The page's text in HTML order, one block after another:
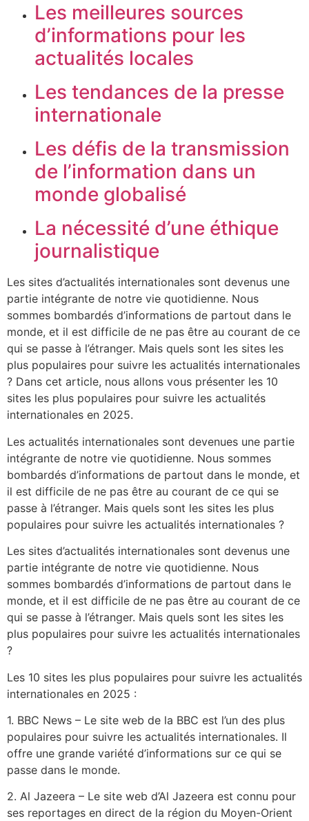
Les meilleures sources
d’informations pour les
actualités locales
Les tendances de la presse
internationale
Les défis de la transmission
de l’information dans un
monde globalisé
La nécessité d’une éthique
journalistique
Les sites d’actualités internationales sont devenus une
partie intégrante de notre vie quotidienne. Nous
sommes bombardés d’informations de partout dans le
monde, et il est difficile de ne pas être au courant de ce
qui se passe à l’étranger. Mais quels sont les sites les
plus populaires pour suivre les actualités internationales
? Dans cet article, nous allons vous présenter les 10
sites les plus populaires pour suivre les actualités
internationales en 2025.
Les actualités internationales sont devenues une partie
intégrante de notre vie quotidienne. Nous sommes
bombardés d’informations de partout dans le monde, et
il est difficile de ne pas être au courant de ce qui se
passe à l’étranger. Mais quels sont les sites les plus
populaires pour suivre les actualités internationales ?
Les sites d’actualités internationales sont devenus une
partie intégrante de notre vie quotidienne. Nous
sommes bombardés d’informations de partout dans le
monde, et il est difficile de ne pas être au courant de ce
qui se passe à l’étranger. Mais quels sont les sites les
plus populaires pour suivre les actualités internationales
?
Les 10 sites les plus populaires pour suivre les actualités
internationales en 2025 :
1. BBC News – Le site web de la BBC est l’un des plus
populaires pour suivre les actualités internationales. Il
offre une grande variété d’informations sur ce qui se
passe dans le monde.
2. Al Jazeera – Le site web d’Al Jazeera est connu pour
ses reportages en direct de la région du Moyen-Orient